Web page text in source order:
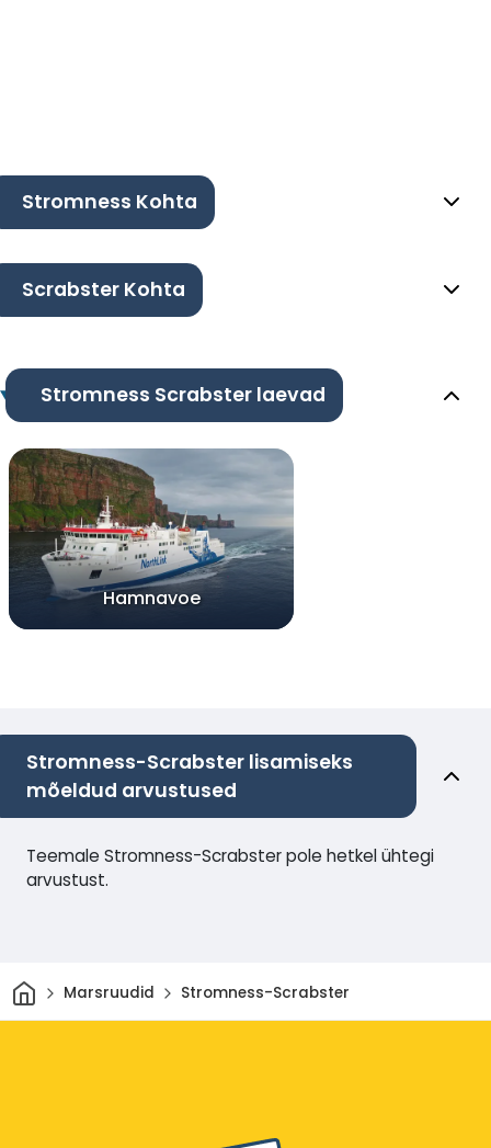
Stromness Kohta
Scrabster Kohta
Stromness Scrabster laevad
Hamnavoe
Stromness-Scrabster lisamiseks
mõeldud arvustused
Teemale Stromness-Scrabster pole hetkel ühtegi
arvustust.
Avaleht
Marsruudid Stromness-Scrabster